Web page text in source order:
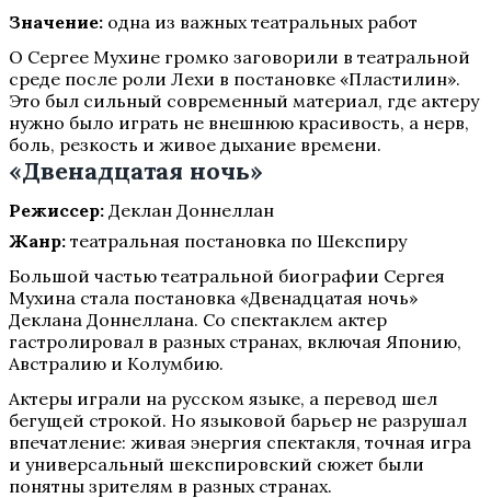
Значение: одна из важных театральных работ
О Сергее Мухине громко заговорили в театральной
среде после роли Лехи в постановке «Пластилин».
Это был сильный современный материал, где актеру
нужно было играть не внешнюю красивость, а нерв,
боль, резкость и живое дыхание времени.
«Двенадцатая ночь»
Режиссер: Деклан Доннеллан
Жанр: театральная постановка по Шекспиру
Большой частью театральной биографии Сергея
Мухина стала постановка «Двенадцатая ночь»
Деклана Доннеллана. Со спектаклем актер
гастролировал в разных странах, включая Японию,
Австралию и Колумбию.
Актеры играли на русском языке, а перевод шел
бегущей строкой. Но языковой барьер не разрушал
впечатление: живая энергия спектакля, точная игра
и универсальный шекспировский сюжет были
понятны зрителям в разных странах.